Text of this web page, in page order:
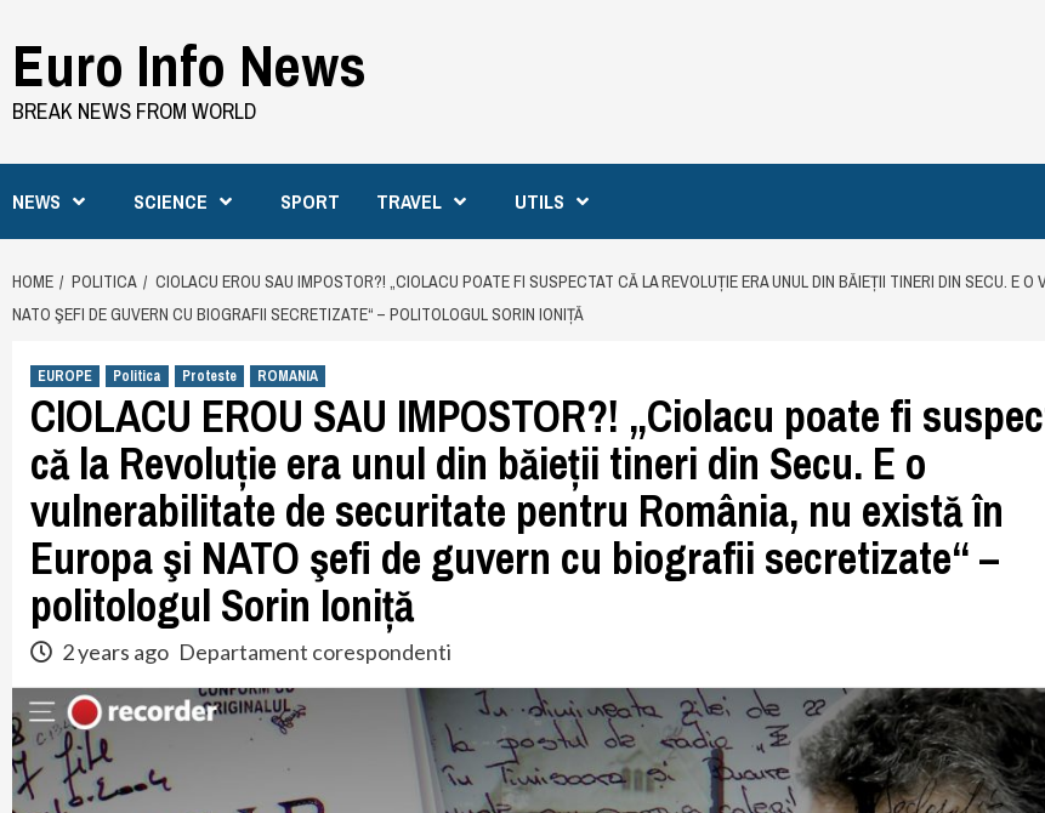
to
content
Euro Info News
BREAK NEWS FROM WORLD
NEWS SCIENCE SPORT TRAVEL UTILS
HOME POLITICA
CIOLACU EROU SAU IMPOSTOR?! „CIOLACU POATE FI SUSPECTAT CĂ LA REVOLUȚIE ERA UNUL DIN BĂIEȚII TINERI DIN SECU. E
NATO ŞEFI DE GUVERN CU BIOGRAFII SECRETIZATE“ – POLITOLOGUL SORIN IONIȚĂ
EUROPE Politica Proteste ROMANIA
CIOLACU EROU SAU IMPOSTOR?! „Ciolacu poate fi
că la Revoluție era unul din băieții tineri din Secu. E o
vulnerabilitate de securitate pentru România, nu există în
Europa şi NATO şefi de guvern cu biografii secretizate“ –
politologul Sorin Ioniță
2 years ago Departament corespondenti